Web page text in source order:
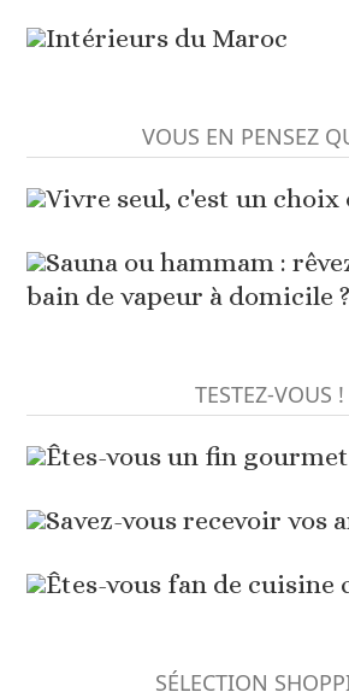
Intérieurs du Maroc
VOUS EN PENSEZ
Vivre seul, c'est un choix
Sauna ou hammam :
bain de vapeur à domicile ?
TESTEZ-VOUS !
Êtes-vous un fin gourmet
Savez-vous recevoir vos
Êtes-vous fan de cuisine
SÉLECTION